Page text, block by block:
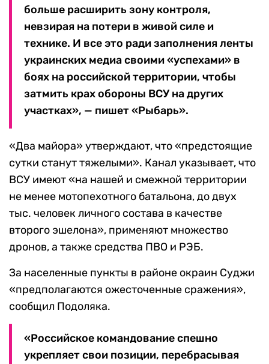
больше расширить зону контроля,
невзирая на потери в живой силе и
технике. И все это ради заполнения ленты
украинских медиа своими «успехами» в
боях на российской территории, чтобы
затмить крах обороны ВСУ на других
участках», — пишет «Рыбарь».
«Два майора» утверждают, что «предстоящие
сутки станут тяжелыми». Канал указывает, что
ВСУ имеют «на нашей и смежной территории
не менее мотопехотного батальона, до двух
тыс. человек личного состава в качестве
второго эшелона», применяют множество
дронов, а также средства ПВО и РЭБ.
За населенные пункты в районе окраин Суджи
«предполагаются ожесточенные сражения»,
сообщил Подоляка.
«Российское командование спешно
укрепляет свои позиции, перебрасывая